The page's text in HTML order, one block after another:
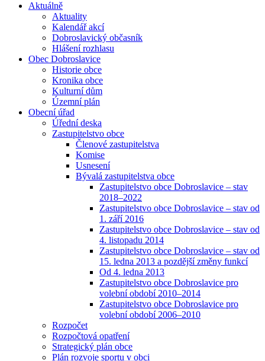
Aktuálně
Aktuality
Kalendář akcí
Dobroslavický občasník
Hlášení rozhlasu
Obec Dobroslavice
Historie obce
Kronika obce
Kulturní dům
Územní plán
Obecní úřad
Úřední deska
Zastupitelstvo obce
Členové zastupitelstva
Komise
Usnesení
Bývalá zastupitelstva obce
Zastupitelstvo obce Dobroslavice – stav
2018–2022
Zastupitelstvo obce Dobroslavice – stav od
1. září 2016
Zastupitelstvo obce Dobroslavice – stav od
4. listopadu 2014
Zastupitelstvo obce Dobroslavice – stav od
15. ledna 2013 a pozdější změny funkcí
Od 4. ledna 2013
Zastupitelstvo obce Dobroslavice pro
volební období 2010–2014
Zastupitelstvo obce Dobroslavice pro
volební období 2006–2010
Rozpočet
Rozpočtová opatření
Strategický plán obce
Plán rozvoje sportu v obci